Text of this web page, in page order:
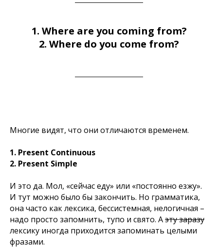
1. Where are you coming from?
2. Where do you come from?
Многие видят, что они отличаются временем.
1. Present Continuous
2. Present Simple
И это да. Мол, «сейчас еду» или «постоянно езжу».
И тут можно было бы закончить. Но грамматика,
она часто как лексика, бессистемная, нелогичная –
надо просто запомнить, тупо и свято. Аэту заразу
лексику иногда приходится запоминать целыми
фразами.